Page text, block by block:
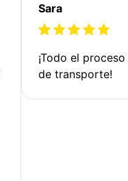
Sara
¡Todo el
de transporte!